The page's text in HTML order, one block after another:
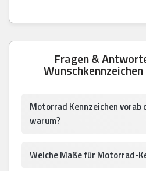
Fragen &
Motorrad Kennzeichen vorab
warum?
Welche Maße für Motorrad-